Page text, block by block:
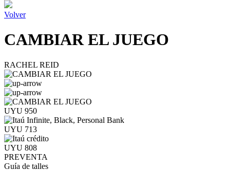
Volver
CAMBIAR EL JUEGO
RACHEL REID
UYU 950
UYU 713
UYU 808
PREVENTA
Guía de talles